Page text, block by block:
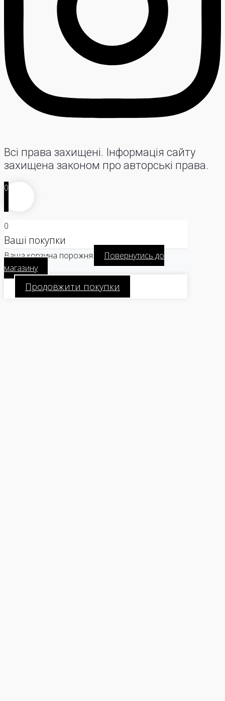
Всі права захищені. Інформація сайту
захищена законом про авторські права.
0
0
Ваші покупки
Ваша корзина порожня
Повернутись до
магазину
Продовжити покупки